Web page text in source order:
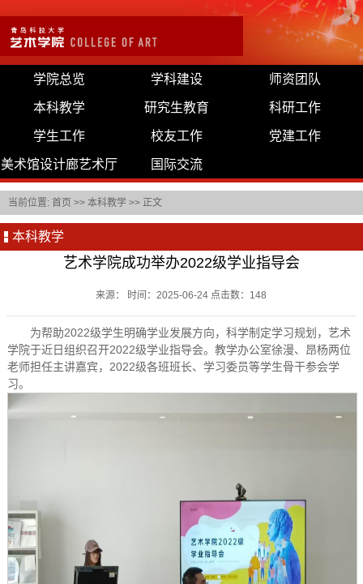
学院总览 学科建设 师资团队
本科教学 研究生教育 科研工作
学生工作 校友工作 党建工作
美术馆设计廊艺术厅 国际交流
当前位置: 首页 >> 本科教学 >> 正文
本科教学
艺术学院成功举办2022级学业指导会
来源： 时间：2025-06-24 点击数： 148
为帮助2022级学生明确学业发展方向，科学制定学习规划，艺术
学院于近日组织召开2022级学业指导会。教学办公室徐漫、昂杨两位
老师担任主讲嘉宾，2022级各班班长、学习委员等学生骨干参会学
习。